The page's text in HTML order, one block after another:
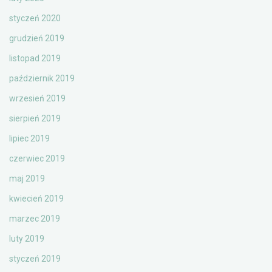
styczeń 2020
grudzień 2019
listopad 2019
październik 2019
wrzesień 2019
sierpień 2019
lipiec 2019
czerwiec 2019
maj 2019
kwiecień 2019
marzec 2019
luty 2019
styczeń 2019